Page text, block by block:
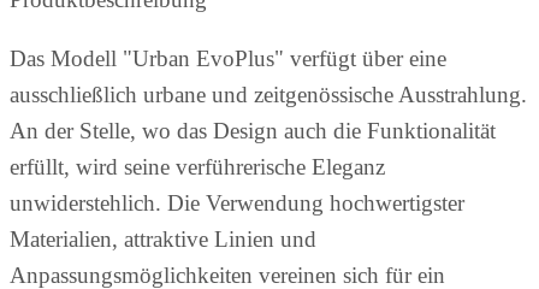
Das Modell "Urban EvoPlus" verfügt über eine
ausschließlich urbane und zeitgenössische Ausstrahlung.
An der Stelle, wo das Design auch die Funktionalität
erfüllt, wird seine verführerische Eleganz
unwiderstehlich. Die Verwendung hochwertigster
Materialien, attraktive Linien und
Anpassungsmöglichkeiten vereinen sich für ein